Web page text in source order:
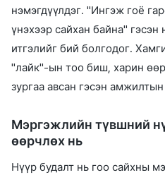
нэмэгдүүлдэг. "Ингэж гоё
үнэхээр сайхан байна" гэсэн
итгэлийг бий болгодог.
"лайк"-ын тоо биш, харин
зургаа авсан гэсэн
Мэргэжлийн түвшний
өөрчлөх нь
Нүүр будалт нь гоо сайхны